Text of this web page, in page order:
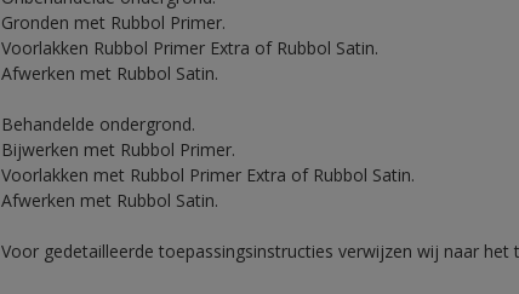
Gronden met Rubbol Primer.
Voorlakken Rubbol Primer Extra of Rubbol Satin.
Afwerken met Rubbol Satin.
Behandelde ondergrond.
Bijwerken met Rubbol Primer.
Voorlakken met Rubbol Primer Extra of Rubbol Satin.
Afwerken met Rubbol Satin.
Voor gedetailleerde toepassingsinstructies verwijzen wij naar